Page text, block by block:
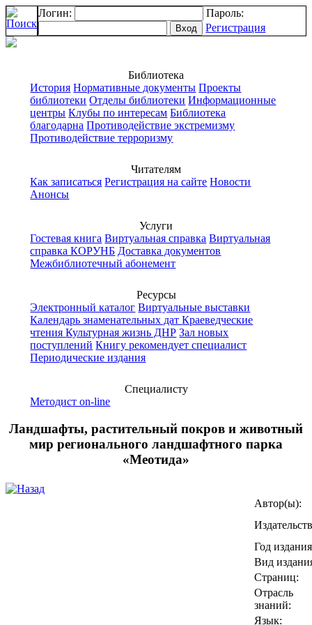
Логин:
Пароль:
Регистрация
Библиотека
История Нормативные документы Проекты
библиотеки Отделы библиотеки Информационные
центры Клубы по интересам Библиотека
благодарна Противодействие экстремизму
Противодействие терроризму
Читателям
Как записаться Регистрация на сайте Новости
Анонсы
Услуги
Гостевая книга Виртуальная справка Виртуальная
справка КОРУНБ Доставка документов
Межбиблиотечный абонемент
Ресурсы
Электронный каталог Виртуальные выставки
Календарь знаменательных датКраеведческие
чтенияКультурная жизнь ДНР Зал новых
поступлений Книгу рекомендует специалист
Периодические издания
Специалисту
Методист on-line
Ландшафты, растительный покров и животный
мир регионального ландшафтного парка
«Меотида»
Автор(ы):
Год
Вид
Страниц:
Отрасль
знаний:
Язык: